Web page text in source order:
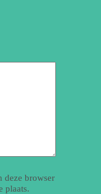
deze browser
plaats.